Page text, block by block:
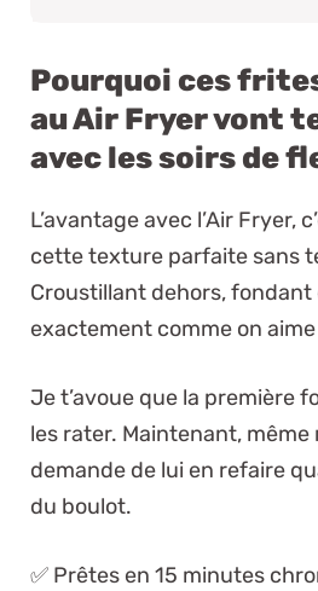
Pourquoi ces
au Air Fryer vont
avec les soirs de
L’avantage avec l’Air Fryer,
cette texture parfaite sans
Croustillant dehors, fondant
exactement comme on aime
Je t’avoue que la première
les rater. Maintenant, même
demande de lui en refaire
du boulot.
✅ Prêtes en 15 minutes